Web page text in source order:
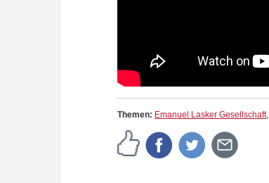
Themen: Emanuel Lasker Gesellschaft,